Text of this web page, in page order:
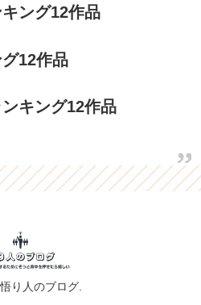
ング12作品
12作品
キング12作品
り人のブログ.